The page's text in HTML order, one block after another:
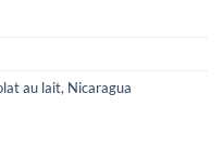
au lait, Nicaragua